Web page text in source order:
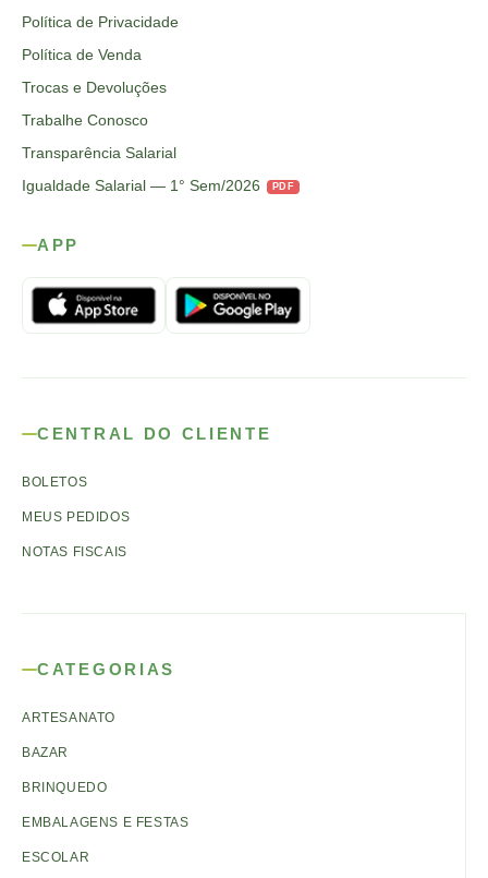
Política de Privacidade
Política de Venda
Trocas e Devoluções
Trabalhe Conosco
Transparência Salarial
Igualdade Salarial — 1° Sem/2026
PDF
APP
CENTRAL DO CLIENTE
BOLETOS
MEUS PEDIDOS
NOTAS FISCAIS
CATEGORIAS
ARTESANATO
BAZAR
BRINQUEDO
EMBALAGENS E FESTAS
ESCOLAR